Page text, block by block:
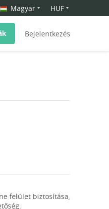
Magyar HUF
Bejelentkezés
felület biztosítása,